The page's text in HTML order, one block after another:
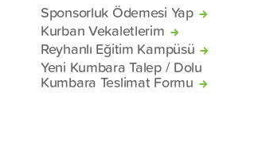
Sponsorluk Ödemesi Yap
Kurban Vekaletlerim
Reyhanlı Eğitim Kampüsü
Yeni Kumbara Talep / Dolu
Kumbara Teslimat Formu